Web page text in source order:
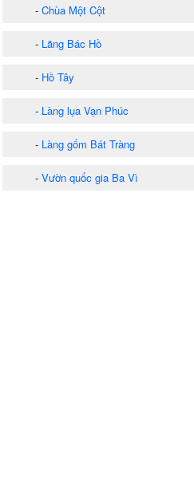
- Chùa Một Cột
- Lăng Bác Hồ
- Hồ Tây
- Làng lụa Vạn Phúc
- Làng gốm Bát Tràng
- Vườn quốc gia Ba Vì